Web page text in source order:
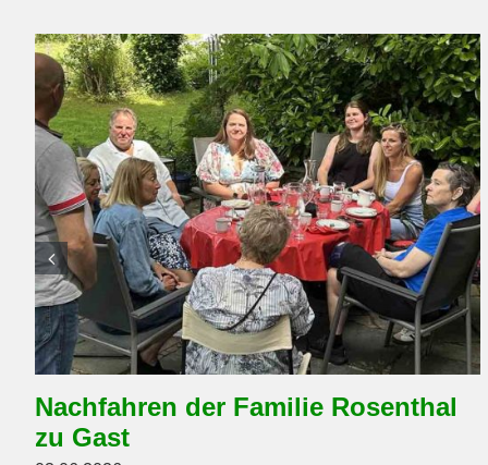
Nachfahren der Familie Rosenthal
zu Gast